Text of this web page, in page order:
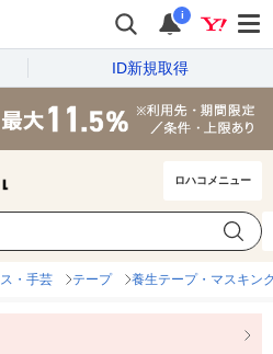
i
ID新規取得
ロハコメニュー
・手芸 テープ 養生テープ・マスキン